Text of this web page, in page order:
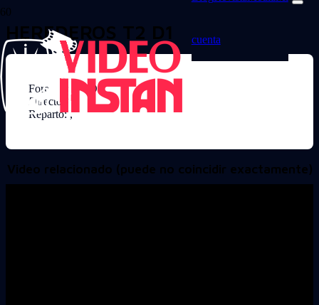
cuenta
HEREDEROS T2 D1
Formato: DVD
Director:
Reparto: ,
Video relacionado (puede no coincidir exactamente)